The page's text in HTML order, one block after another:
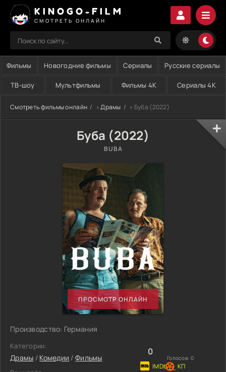
KINOGO-FILM
СМОТРЕТЬ ОНЛАЙН
Фильмы Новогодние фильмы Сериалы Русские сериалы
ТВ-шоу Мультфильмы Фильмы 4K Сериалы 4K
Смотреть фильмы онлайн »Драмы » Буба (2022)
Буба (2022)
BUBA
ПРОСМОТР ОНЛАЙН
Производство: Германия
Категории:
Драмы / Комедии /Фильмы
0
Голосов: 0